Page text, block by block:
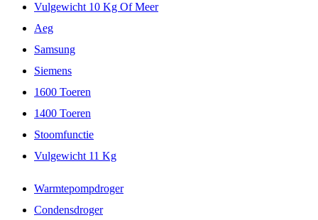
Vulgewicht 10 Kg Of Meer
Aeg
Samsung
Siemens
1600 Toeren
1400 Toeren
Stoomfunctie
Vulgewicht 11 Kg
Warmtepompdroger
Condensdroger